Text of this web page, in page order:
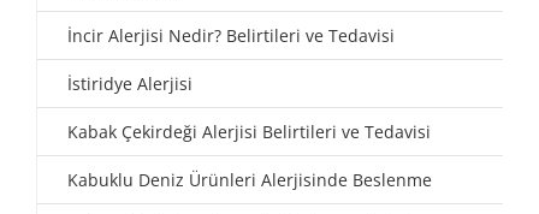
İncir Alerjisi Nedir? Belirtileri ve Tedavisi
İstiridye Alerjisi
Kabak Çekirdeği Alerjisi Belirtileri ve Tedavisi
Kabuklu Deniz Ürünleri Alerjisinde Beslenme